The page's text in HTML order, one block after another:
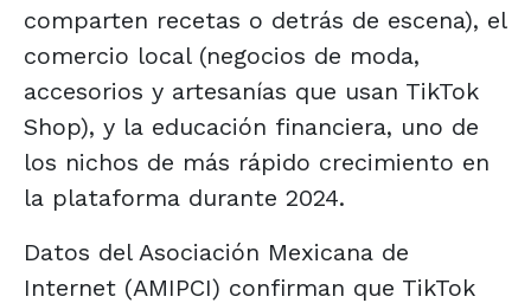
comparten recetas o detrás de escena), el
comercio local (negocios de moda,
accesorios y artesanías que usan TikTok
Shop), y la educación financiera, uno de
los nichos de más rápido crecimiento en
la plataforma durante 2024.
Datos del Asociación Mexicana de
Internet (AMIPCI) confirman que TikTok